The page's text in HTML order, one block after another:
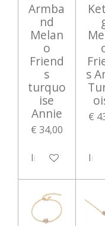
Armba
nd
Melan
o
Friend
s
turquo
ise
Annie
€ 34,00
In winkelwagen
s
€
In